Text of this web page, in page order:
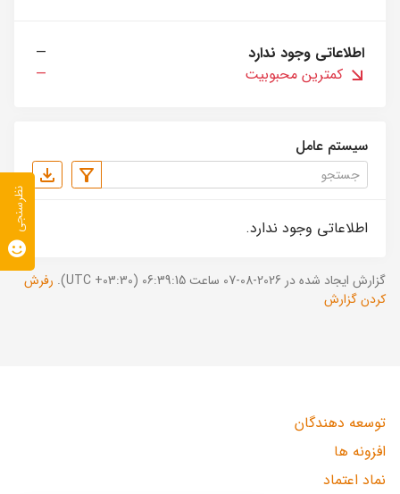
اطلاعاتی وجود ندارد
—
کمترین محبوبیت
—
سیستم عامل
اطلاعاتی وجود ندارد.
گزارش ایجاد شده در 2026-08-07 ساعت 06:39:15 (UTC +03:30).
رفرش
کردن گزارش
توسعه دهندگان
افزونه ها
نماد اعتماد
نظرسنجی